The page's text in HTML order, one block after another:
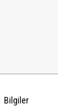
Bilgiler